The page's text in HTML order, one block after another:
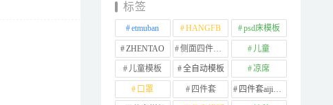
标签
etmuban HANGFB psd床模板
ZHENTAO 侧面四件套样机 儿童
儿童模板 全自动模板 凉席
口罩 四件套 四件套aijiads.taobao (1639)